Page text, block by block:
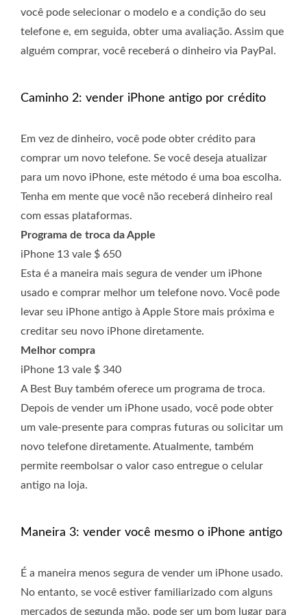
você pode selecionar o modelo e a condição do seu
telefone e, em seguida, obter uma avaliação. Assim que
alguém comprar, você receberá o dinheiro via PayPal.
Caminho 2: vender iPhone antigo por crédito
Em vez de dinheiro, você pode obter crédito para
comprar um novo telefone. Se você deseja atualizar
para um novo iPhone, este método é uma boa escolha.
Tenha em mente que você não receberá dinheiro real
com essas plataformas.
Programa de troca da Apple
iPhone 13 vale $ 650
Esta é a maneira mais segura de vender um iPhone
usado e comprar melhor um telefone novo. Você pode
levar seu iPhone antigo à Apple Store mais próxima e
creditar seu novo iPhone diretamente.
Melhor compra
iPhone 13 vale $ 340
A Best Buy também oferece um programa de troca.
Depois de vender um iPhone usado, você pode obter
um vale-presente para compras futuras ou solicitar um
novo telefone diretamente. Atualmente, também
permite reembolsar o valor caso entregue o celular
antigo na loja.
Maneira 3: vender você mesmo o iPhone antigo
É a maneira menos segura de vender um iPhone usado.
No entanto, se você estiver familiarizado com alguns
mercados de segunda mão, pode ser um bom lugar para